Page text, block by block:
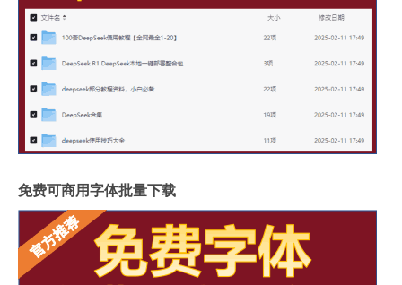
免费可商用字体批量下载